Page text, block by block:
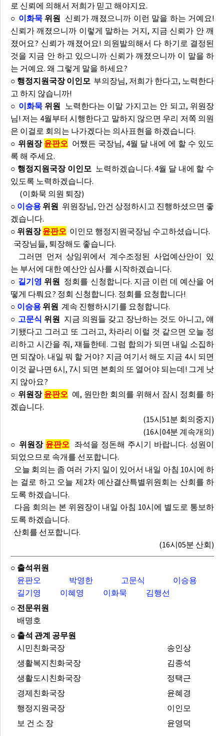
로 신뢰에 의해서 저희가 믿고 해야지요.
○ 이화묵위원 신뢰가 깨졌으니까 이런 말을 하는 거예요!
신뢰가 깨졌으니까 이렇게 말하는 거지, 지금 신뢰가 안 깨
졌어요? 신뢰가 깨졌어요! 의원발의해서 다 하기로 결정된
것을 지금 안 하고 있으니까 신뢰가 깨졌으니까 이 말을 하
는 거예요. 왜 그렇게 말을 하세요?
○ 행정지원국장 이인모 부의장님, 저희가 한다고, 노력한다
고 하지 않습니까!
○ 이화묵위원 노력한다는 이말 가지고는 안 되고, 위원장
님! 저는 4월부터 시행한다고 말하지 않으면 우리 저쪽 의원
은 이걸로 회의는 나가겠다는 의사표현을 하겠습니다.
○ 위원장 윤판오 어쨌든 국장님, 4월 달 내에 에 할 수 있도
록 해 주세요.
○ 행정지원국장 이인모 노력하겠습니다. 4월 달 내에 할 수
있도록 노력하겠습니다.
(이화묵 의원 퇴장)
○ 이승용 위원 위원장님, 안건 상정하시고 진행하셨으면 좋
겠습니다.
○ 위원장윤판오 이인모 행정지원국장님 수고하셨습니다.
국장님들, 퇴장해도 좋습니다.
그러면 먼저 상임위에서 계수조정된 사업예산안이 있
는 부서에 대한 예산안 심사를 시작하겠습니다.
○ 길기영 위원 정회를 신청합니다. 지금 이런 데 예산을 어
떻게 다뤄요? 정회 신청합니다. 정회를 요청합니다!
○ 이승용 위원 계속 진행하시기를 요청합니다.
○ 고문식 위원 지금 의원들 갖고 장난하는 것도 아니고, 얘
기됐다고 그러고 또 그러고, 차라리 이럴 것 같으면 오늘 정
리하고 시간을 줘, 쟤들한테. 그럼 합의가 되면 내일 소집하
면 되잖아. 내일 뭐 할 거야? 지금 여기서 해도 지금 4시 되면
이것 끝나면 6시, 7시 되면 본회의 또 열어야 되는데! 그게 낫
지 않아요?
○ 위원장 윤판오 예, 원만한 회의를 위해서 잠시 정회를 하
겠습니다.
(15시51분 회의중지)
(16시04분 계속개의)
○ 위원장 윤판오 좌석을 정돈해 주시기 바랍니다. 성원이
되었으므로 속개를 선포합니다.
오늘 회의는 좀 여러 가지 일이 있어서 내일 아침 10시에 하
는 걸로 하고 오늘 제2차 예산결산특별위원회는 산회를 하
도록 하겠습니다.
다음 회의는 본 위원장이 내일 아침 10시에 별도로 통보하
도록 하겠습니다.
산회를 선포합니다.
(16시05분 산회)
○ 출석위원
윤판오
박영한 고문식
이승용
길기영
이혜영 이화묵
김행선
○ 전문위원
배명호
○ 출석 관계 공무원
시민친화국장
송인상
생활복지친화국장
김종석
생활도시친화국장
정택근
경제친화국장
윤혜경
행정지원국장
이인모
보 건 소 장
윤영덕